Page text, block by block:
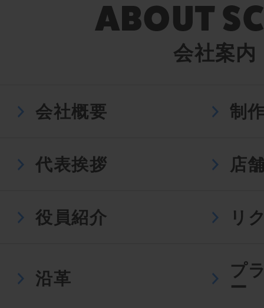
会社案内
会社概要 制
代表挨拶 店
役員紹介 リ
沿革
プ
ー